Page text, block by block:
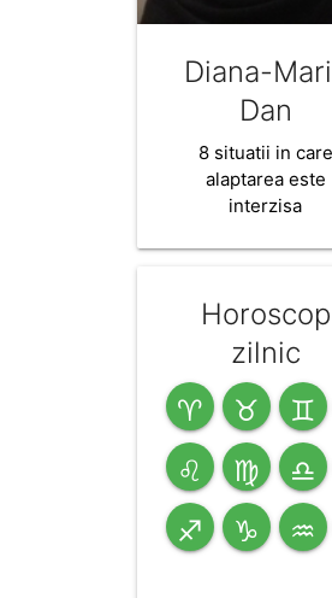
Diana-
Dan
8 situatii in care
alaptarea este
interzisa
Horoscop
zilnic
♈ ♉ ♊
♌ ♍ ♎
♐ ♑ ♒